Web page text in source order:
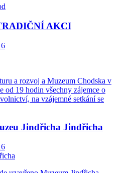
AKCI
a rozvoj a Muzeum Chodska v
od 19 hodin všechny zájemce o
na vzájemné setkání se
Jindřicha Jindřicha